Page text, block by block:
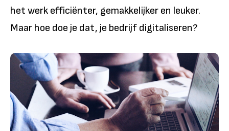
het werk efficiënter, gemakkelijker en leuker.
Maar hoe doe je dat, je bedrijf digitaliseren?